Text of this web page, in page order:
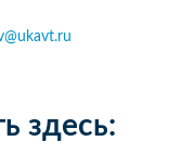
здесь: